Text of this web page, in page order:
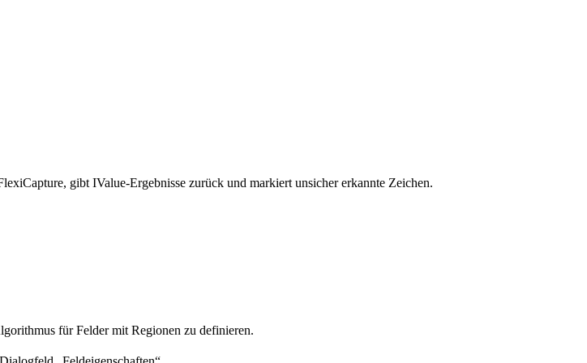
gibt IValue-Ergebnisse zurück und markiert unsicher erkannte Zeichen.
für Felder mit Regionen zu definieren.